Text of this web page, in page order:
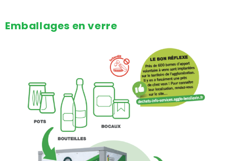
Emballages en verre